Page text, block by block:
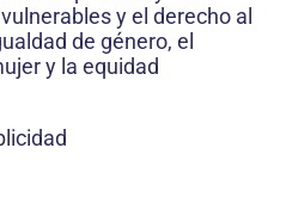
y el derecho al
de género, el
y la equidad